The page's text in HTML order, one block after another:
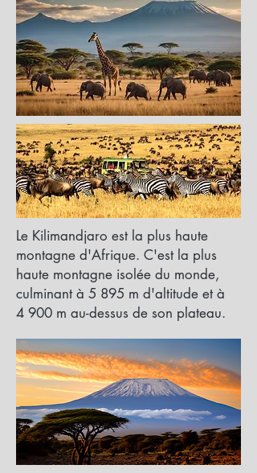
Le Kilimandjaro est la plus haute
montagne d'Afrique. C'est la plus
haute montagne isolée du monde,
culminant à 5 895 m d'altitude et à
4 900 m au-dessus de son plateau.